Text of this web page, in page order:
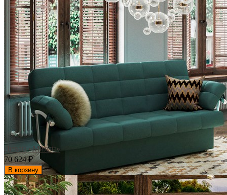
Диван «Милан»
70 624₽
В корзину